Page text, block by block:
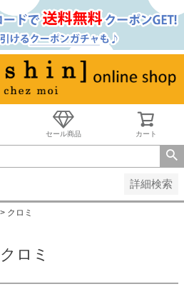
セール商品 カート
詳細検索
クロミ
クロミ